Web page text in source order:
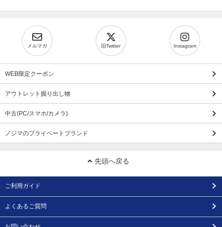
メルマガ 旧Twitter Instagram
WEB限定クーポン
アウトレット掘り出し物
中古(PC/スマホ/カメラ)
ノジマのプライベートブランド
先頭へ戻る
ご利用ガイド
よくあるご質問